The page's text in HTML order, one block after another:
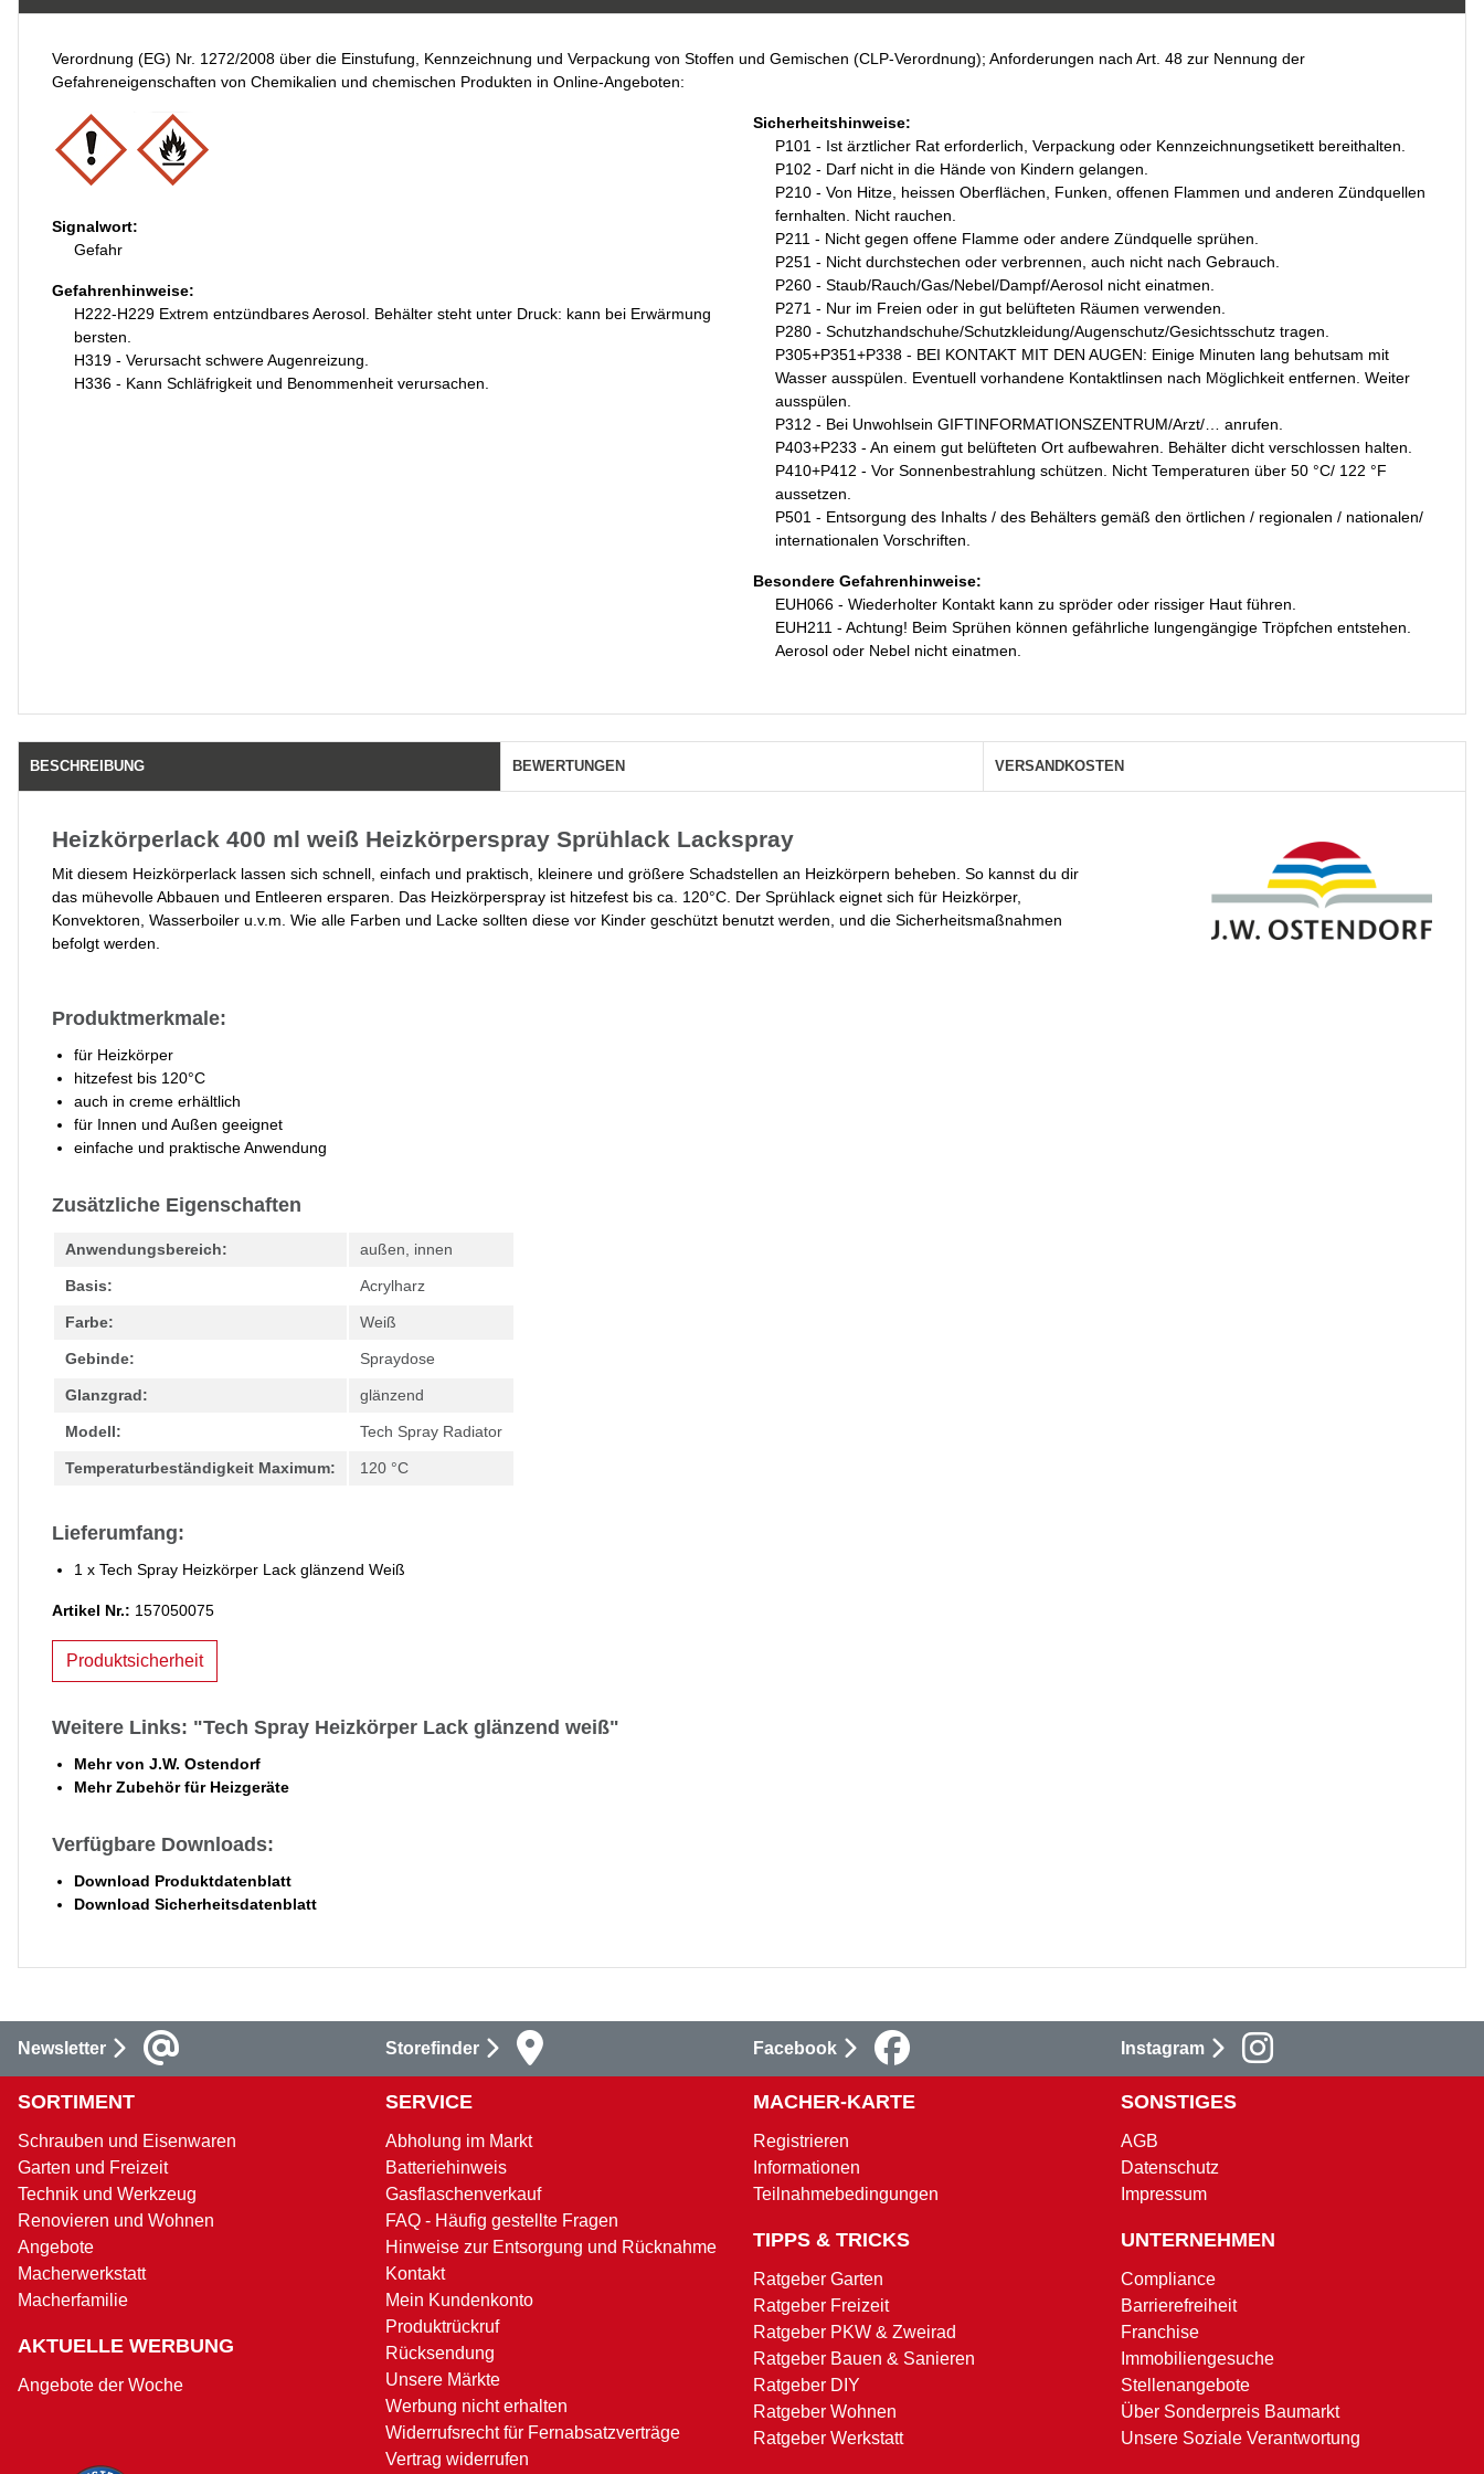
Verordnung (EG) Nr. 1272/2008 über die Einstufung, Kennzeichnung und Verpackung von Stoffen und Gemischen (CLP-Verordnung); Anforderungen nach Art. 48 zur Nennung der
Gefahreneigenschaften von Chemikalien und chemischen Produkten in Online-Angeboten:
Signalwort:
Gefahr
Gefahrenhinweise:
H222-H229 Extrem entzündbares Aerosol. Behälter steht unter Druck: kann bei Erwärmung
bersten.
H319 - Verursacht schwere Augenreizung.
H336 - Kann Schläfrigkeit und Benommenheit verursachen.
Sicherheitshinweise:
P101 - Ist ärztlicher Rat erforderlich, Verpackung oder Kennzeichnungsetikett bereithalten.
P102 - Darf nicht in die Hände von Kindern gelangen.
P210 - Von Hitze, heissen Oberflächen, Funken, offenen Flammen und anderen Zündquellen
fernhalten. Nicht rauchen.
P211 - Nicht gegen offene Flamme oder andere Zündquelle sprühen.
P251 - Nicht durchstechen oder verbrennen, auch nicht nach Gebrauch.
P260 - Staub/Rauch/Gas/Nebel/Dampf/Aerosol nicht einatmen.
P271 - Nur im Freien oder in gut belüfteten Räumen verwenden.
P280 - Schutzhandschuhe/Schutzkleidung/Augenschutz/Gesichtsschutz tragen.
P305+P351+P338 - BEI KONTAKT MIT DEN AUGEN: Einige Minuten lang behutsam mit
Wasser ausspülen. Eventuell vorhandene Kontaktlinsen nach Möglichkeit entfernen. Weiter
ausspülen.
P312 - Bei Unwohlsein GIFTINFORMATIONSZENTRUM/Arzt/… anrufen.
P403+P233 - An einem gut belüfteten Ort aufbewahren. Behälter dicht verschlossen halten.
P410+P412 - Vor Sonnenbestrahlung schützen. Nicht Temperaturen über 50 °C/ 122 °F
aussetzen.
P501 - Entsorgung des Inhalts / des Behälters gemäß den örtlichen / regionalen / nationalen/
internationalen Vorschriften.
Besondere Gefahrenhinweise:
EUH066 - Wiederholter Kontakt kann zu spröder oder rissiger Haut führen.
EUH211 - Achtung! Beim Sprühen können gefährliche lungengängige Tröpfchen entstehen.
Aerosol oder Nebel nicht einatmen.
BESCHREIBUNG BEWERTUNGEN VERSANDKOSTEN
Heizkörperlack 400 ml weiß Heizkörperspray Sprühlack Lackspray
Mit diesem Heizkörperlack lassen sich schnell, einfach und praktisch, kleinere und größere Schadstellen an Heizkörpern beheben. So kannst du dir
das mühevolle Abbauen und Entleeren ersparen. Das Heizkörperspray ist hitzefest bis ca. 120°C. Der Sprühlack eignet sich für Heizkörper,
Konvektoren, Wasserboiler u.v.m. Wie alle Farben und Lacke sollten diese vor Kinder geschützt benutzt werden, und die Sicherheitsmaßnahmen
befolgt werden.
Produktmerkmale:
für Heizkörper
hitzefest bis 120°C
auch in creme erhältlich
für Innen und Außen geeignet
einfache und praktische Anwendung
Zusätzliche Eigenschaften
Anwendungsbereich: außen, innen
Basis: Acrylharz
Farbe: Weiß
Gebinde: Spraydose
Glanzgrad: glänzend
Modell: Tech Spray Radiator
Temperaturbeständigkeit Maximum: 120 °C
Lieferumfang:
1 x Tech Spray Heizkörper Lack glänzend Weiß
Artikel Nr.: 157050075
Produktsicherheit
Weitere Links: "Tech Spray Heizkörper Lack glänzend weiß"
Mehr von J.W. Ostendorf
Mehr Zubehör für Heizgeräte
Verfügbare Downloads:
Download Produktdatenblatt
Download Sicherheitsdatenblatt
Newsletter Storefinder Facebook Instagram
SORTIMENT
Schrauben und Eisenwaren
Garten und Freizeit
Technik und Werkzeug
Renovieren und Wohnen
Angebote
Macherwerkstatt
Macherfamilie
AKTUELLE WERBUNG
Angebote der Woche
SERVICE
Abholung im Markt
Batteriehinweis
Gasflaschenverkauf
FAQ - Häufig gestellte Fragen
Hinweise zur Entsorgung und Rücknahme
Kontakt
Mein Kundenkonto
Produktrückruf
Rücksendung
Unsere Märkte
Werbung nicht erhalten
Widerrufsrecht für Fernabsatzverträge
Vertrag widerrufen
MACHER-KARTE
Registrieren
Informationen
Teilnahmebedingungen
TIPPS & TRICKS
Ratgeber Garten
Ratgeber Freizeit
Ratgeber PKW & Zweirad
Ratgeber Bauen & Sanieren
Ratgeber DIY
Ratgeber Wohnen
Ratgeber Werkstatt
SONSTIGES
AGB
Datenschutz
Impressum
UNTERNEHMEN
Compliance
Barrierefreiheit
Franchise
Immobiliengesuche
Stellenangebote
Über Sonderpreis Baumarkt
Unsere Soziale Verantwortung